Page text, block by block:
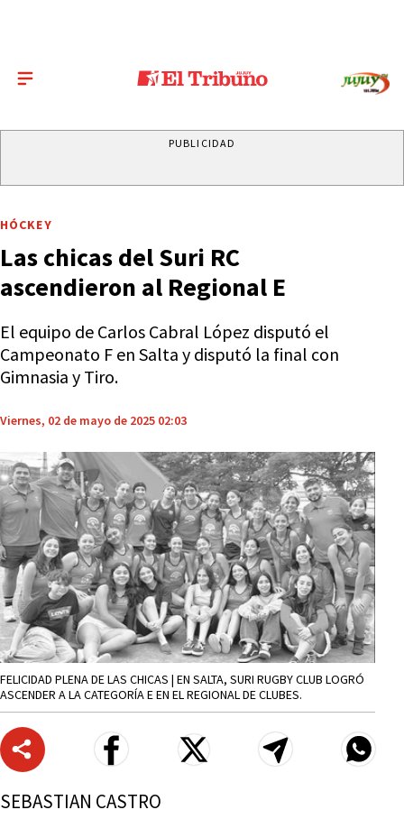
PUBLICIDAD
HÓCKEY
Las chicas del Suri RC
ascendieron al Regional E
El equipo de Carlos Cabral López disputó el
Campeonato F en Salta y disputó la final con
Gimnasia y Tiro.
Viernes, 02 de mayo de 2025 02:03
FELICIDAD PLENA DE LAS CHICAS | EN SALTA, SURI RUGBY CLUB LOGRÓ
ASCENDER A LA CATEGORÍA E EN EL REGIONAL DE CLUBES.
SEBASTIAN CASTRO